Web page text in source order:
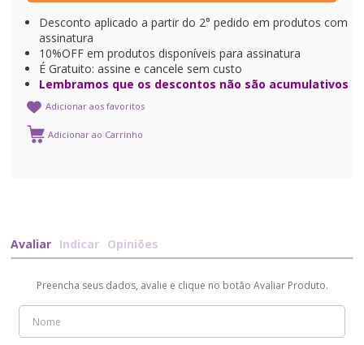
Desconto aplicado a partir do 2° pedido em produtos com
assinatura
10%OFF em produtos disponíveis para assinatura
É Gratuito: assine e cancele sem custo
Lembramos que os descontos não são acumulativos
Adicionar aos favoritos
Avaliar Indicar Opiniões
Preencha seus dados, avalie e clique no botão Avaliar Produto.